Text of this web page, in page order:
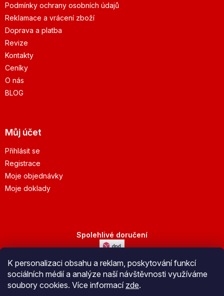
K personalizaci obsahu a reklam, poskytování funkcí
sociálních médií a analýze naší návštěvnosti využíváme
soubory cookies. Více informací zde.
Podmínky ochrany osobních údajů
Reklamace a vrácení zboží
Doprava a platba
Revize
Kontakty
Ceníky
O nás
BLOG
Můj účet
Přihlásit se
Registrace
Moje objednávky
Moje doklady
Spolehlivé doručení
Bezpečná platba